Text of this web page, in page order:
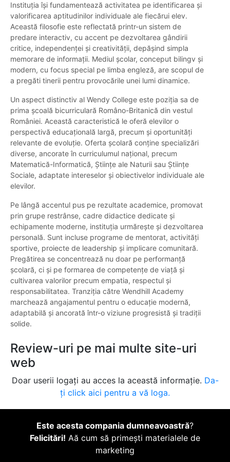
Instituția își fundamentează activitatea pe identificarea și
valorificarea aptitudinilor individuale ale fiecărui elev.
Această filosofie este reflectată printr-un sistem de
predare interactiv, cu accent pe dezvoltarea gândirii
critice, independenței și creativității, depășind simpla
memorare de informații. Mediul școlar, conceput bilingv și
modern, cu focus special pe limba engleză, are scopul de
a pregăti tinerii pentru provocările unei lumi dinamice.
Un aspect distinctiv al Wendy College este poziția sa de
prima școală bicurriculară Româno-Britanică din vestul
României. Această caracteristică le oferă elevilor o
perspectivă educațională largă, precum și oportunități
relevante de evoluție. Oferta școlară conține specializări
diverse, ancorate în curriculumul național, precum
Matematică-Informatică, Științe ale Naturii sau Științe
Sociale, adaptate intereselor și obiectivelor individuale ale
elevilor.
Pe lângă accentul pus pe rezultate academice, promovat
prin grupe restrânse, cadre didactice dedicate și
echipamente moderne, instituția urmărește și dezvoltarea
personală. Sunt incluse programe de mentorat, activități
sportive, proiecte de leadership și implicare comunitară.
Pregătirea se concentrează nu doar pe performanță
școlară, ci și pe formarea de competențe de viață și
cultivarea valorilor precum empatia, respectul și
responsabilitatea. Tranziția către Wendhill Academy
marchează angajamentul pentru o educație modernă,
adaptabilă și ancorată într-o viziune progresistă și tradiții
solide.
Review-uri pe mai multe site-uri
web
Doar userii logați au acces la această informație. Da-
ți click aici pentru a vă loga.
Este acesta compania dumneavoastră?
Felicitări! Aă cum să primești materialele de
marketing